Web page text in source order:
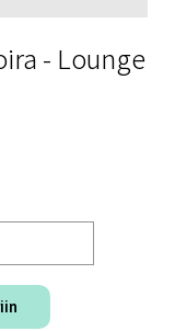
- Lounge